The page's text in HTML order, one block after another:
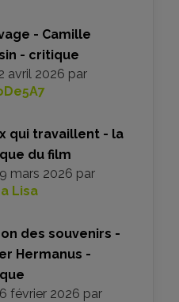
- Camille
- critique
avril 2026 par
qui travaillent - la
du film
mars 2026 par
Lisa
des souvenirs -
Hermanus -
février 2026 par